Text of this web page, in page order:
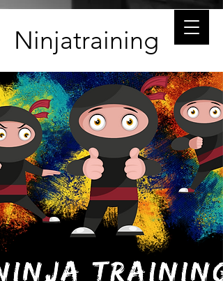
Ninjatraining